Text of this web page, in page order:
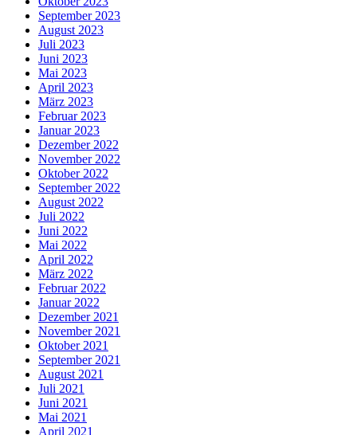
September 2023
August 2023
Juli 2023
Juni 2023
Mai 2023
April 2023
März 2023
Februar 2023
Januar 2023
Dezember 2022
November 2022
Oktober 2022
September 2022
August 2022
Juli 2022
Juni 2022
Mai 2022
April 2022
März 2022
Februar 2022
Januar 2022
Dezember 2021
November 2021
Oktober 2021
September 2021
August 2021
Juli 2021
Juni 2021
Mai 2021
April 2021